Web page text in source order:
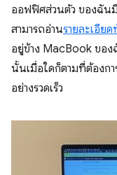
ออฟฟิศส่วนตัว ของฉั
สามารถอ่านรายละเอีย
อยู่ข้าง MacBook ขอ
นั้นเมื่อใดก็ตามที่ต้องก
อย่างรวดเร็ว